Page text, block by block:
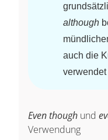
although
auch die
Even though und
Verwendung